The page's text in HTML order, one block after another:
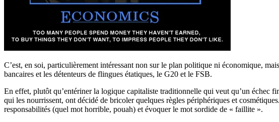
C’est, en soi, particulièrement intéressant non sur le plan politique ni économique,
bancaires et les détenteurs de flingues étatiques, le G20 et le FSB.
En effet, plutôt qu’entériner la logique capitaliste traditionnelle qui veut qu’un échec
qui les nourrissent, ont décidé de bricoler quelques règles périphériques et
responsabilités (quel mot horrible, pouah) et évoquer le mot sordide de « faillite ».